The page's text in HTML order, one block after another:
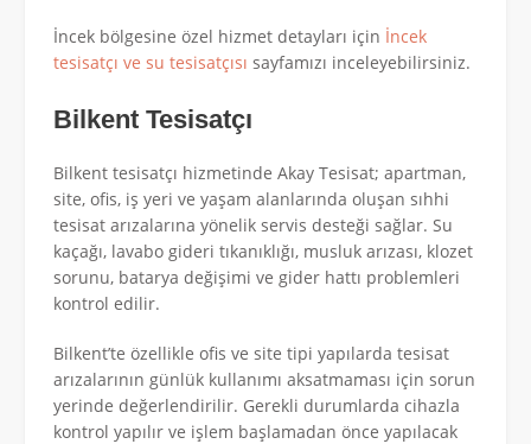
İncek bölgesine özel hizmet detayları için İncek
tesisatçı ve su tesisatçısı sayfamızı inceleyebilirsiniz.
Bilkent Tesisatçı
Bilkent tesisatçı hizmetinde Akay Tesisat; apartman,
site, ofis, iş yeri ve yaşam alanlarında oluşan sıhhi
tesisat arızalarına yönelik servis desteği sağlar. Su
kaçağı, lavabo gideri tıkanıklığı, musluk arızası, klozet
sorunu, batarya değişimi ve gider hattı problemleri
kontrol edilir.
Bilkent’te özellikle ofis ve site tipi yapılarda tesisat
arızalarının günlük kullanımı aksatmaması için sorun
yerinde değerlendirilir. Gerekli durumlarda cihazla
kontrol yapılır ve işlem başlamadan önce yapılacak